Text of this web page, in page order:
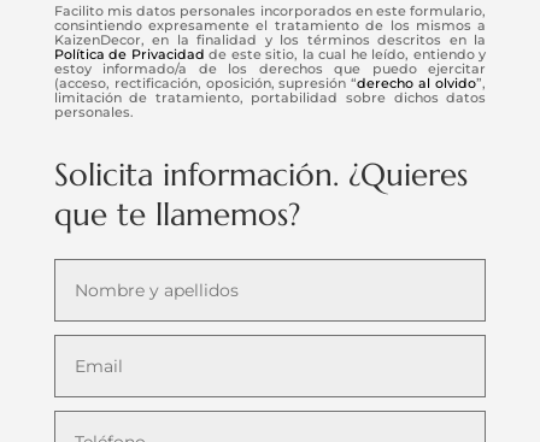
Facilito mis datos personales incorporados en este formulario,
consintiendo expresamente el tratamiento de los mismos a
KaizenDecor, en la finalidad y los términos descritos en la
Política de Privacidad de este sitio, la cual he leído, entiendo y
estoy informado/a de los derechos que puedo ejercitar
(acceso, rectificación, oposición, supresión “derecho al olvido”,
limitación de tratamiento, portabilidad sobre dichos datos
personales.
Solicita información. ¿Quieres
que te llamemos?